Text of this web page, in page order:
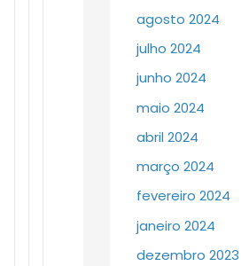
agosto 2024
julho 2024
junho 2024
maio 2024
abril 2024
março 2024
fevereiro 2024
janeiro 2024
dezembro 2023